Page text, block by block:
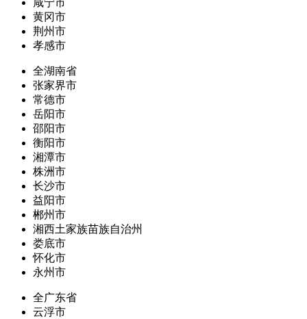
咸宁市
黄冈市
荆州市
孝感市
全湖南省
张家界市
常德市
岳阳市
邵阳市
衡阳市
湘潭市
株洲市
长沙市
益阳市
郴州市
湘西土家族苗族自治州
娄底市
怀化市
永州市
全广东省
云浮市